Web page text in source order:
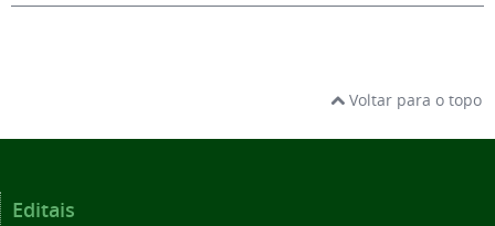
Voltar para o topo
Editais